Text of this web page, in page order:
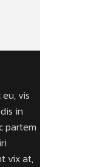
vis
in
partem
vix at,